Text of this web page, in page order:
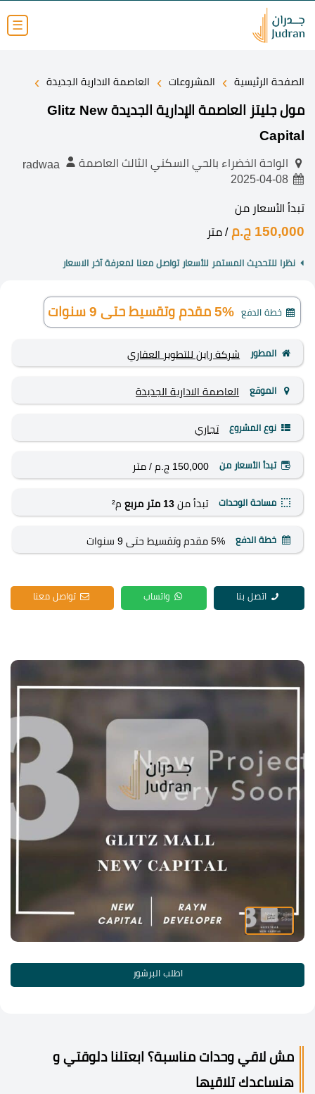
☰
الصفحة الرئيسية › المشروعات › العاصمة الادارية الجديدة ›
مول جليتز العاصمة الإدارية الجديدة Glitz New
Capital
الواحة الخضراء بالحي السكني الثالث العاصمة
2025-04-08
تبدأ الأسعار من
150,000 ج.م / متر
نظرا للتحديث المستمر للأسعار تواصل معنا لمعرفة آخر الاسعار
خطة الدفع 5% مقدم وتقسيط حتى 9 سنوات
المطور شركة راين للتطوير العقاري
الموقع العاصمة الادارية الجديدة
نوع المشروع تجاري
تبدأ الأسعار من 150,000 ج.م / متر
مساحة الوحدات تبدأ من 13 متر مربع م²
خطة الدفع 5% مقدم وتقسيط حتى 9 سنوات
اتصل بنا واتساب تواصل معنا
اطلب البرشور
مش لاقي وحدات مناسبة؟ ابعتلنا دلوقتي و
هنساعدك تلاقيها